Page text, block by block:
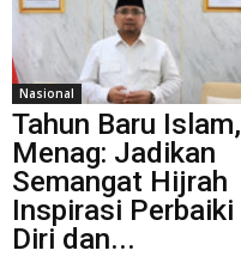
Nasional
Tahun Baru Islam,
Menag: Jadikan
Semangat Hijrah
Inspirasi Perbaiki
Diri dan...